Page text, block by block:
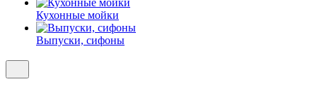
Кухонные мойки
Выпуски, сифоны